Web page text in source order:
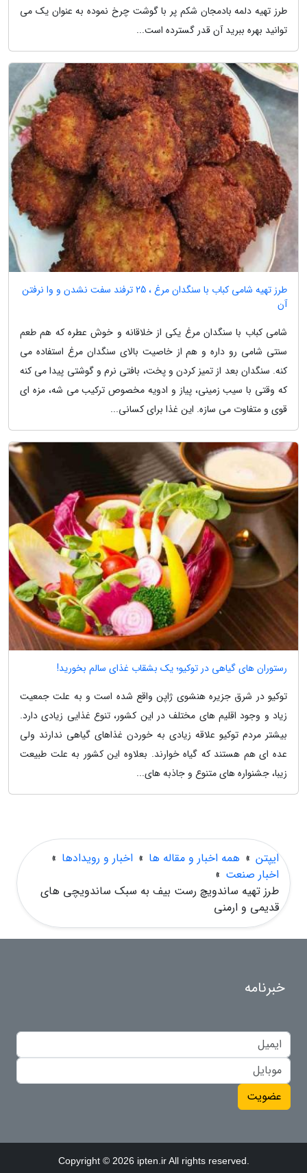
طرز تهیه دلمه بادمجان شکم پر با گوشت چرخ نموده به عنوان یک می
توانید بهره ببرید آن قدر گسترده است...
طرز تهیه شامی کباب با سنگدان مرغ ، 25 ترفند سفت نشدن و وا نرفتن
آن
شامی کباب با سنگدان مرغ یکی از خلاقانه و خوش عطره که هم طعم
سنتی شامی رو داره و هم از خاصیت بالای سنگدان مرغ استفاده می
کنه. سنگدان بعد از تمیز کردن و پخت، بافتی نرم و گوشتی پیدا می کنه
که وقتی با سیب زمینی، پیاز و ادویه مخصوص ترکیب می شه، مزه ای
قوی و متفاوت می سازه. این غذا برای کسانی...
رستوران های گیاهی در توکیو؛ یک بشقاب غذای سالم بخورید!
توکیو در شرق جزیره هنشوی ژاپن واقع شده است و به علت جمعیت
زیاد و وجود اقلیم های مختلف در این کشور، تنوع غذایی زیادی دارد.
بیشتر مردم توکیو علاقه زیادی به خوردن غذاهای گیاهی ندارند ولی
عده ای هم هستند که گیاه خوارند. بعلاوه این کشور به علت طبیعت
زیبا، جشنواره های متنوع و جاذبه های...
ایپتن » همه اخبار و مقاله ها » اخبار و رویدادها »
اخبار صنعت »
طرز تهیه ساندویچ رست بیف به سبک ساندویچی های
قدیمی و ارمنی
خبرنامه
عضویت
Copyright © 2026 ipten.ir All rights reserved.